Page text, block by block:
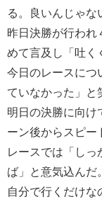
る。良いんじゃな
昨日決勝が行われ
めて言及し「吐く
今日のレースにつ
ていなかった」と
明日の決勝に向け
ーン後からスピー
レースでは「しっ
ば」と意気込んだ
自分で行くだけな